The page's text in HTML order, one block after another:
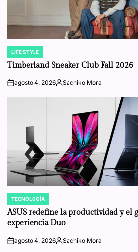
POSTED
IN
LIFE STYLE
Timberland Sneaker Club Fall 2026
onagosto 4, 2026Posted
Sachiko Mora
POSTED
IN
TECNOLOGÍA
ASUS redefine la productividad y el
experiencia Duo
onagosto 4, 2026Posted
Sachiko Mora